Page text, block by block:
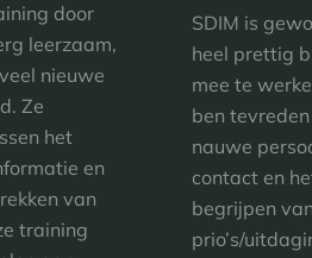
door
leerzaam,
nieuwe
Ze
het
en
van
training
SDIM is
heel prettig
mee te
ben
nauwe
contact en
begrijpen
prio’s/